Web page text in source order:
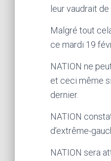
leur vaudrait
Malgré tout
ce mardi 19
NATION ne
et ceci même
dernier.
NATION
d’extrême-
NATION sera